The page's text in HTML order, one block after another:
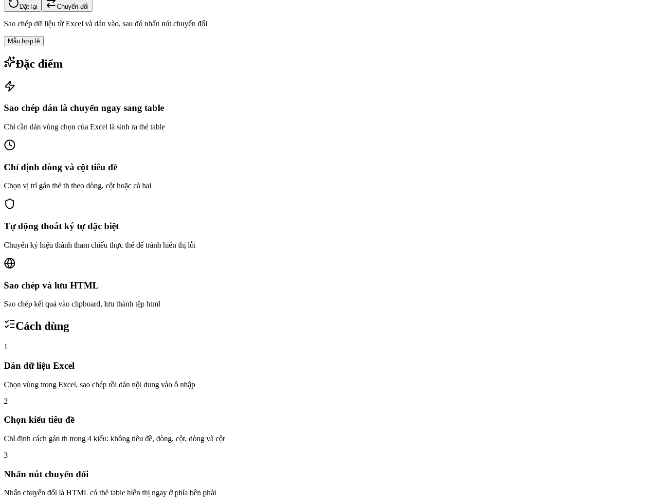
Đặt lại Chuyển đổi
Sao chép dữ liệu từ Excel và dán vào, sau đó nhấn nút chuyển đổi
Mẫu hợp lệ
Đặc điểm
Sao chép dán là chuyển ngay sang table
Chỉ cần dán vùng chọn của Excel là sinh ra thẻ table
Chỉ định dòng và cột tiêu đề
Chọn vị trí gán thẻ th theo dòng, cột hoặc cả hai
Tự động thoát ký tự đặc biệt
Chuyển ký hiệu thành tham chiếu thực thể để tránh hiển thị lỗi
Sao chép và lưu HTML
Sao chép kết quả vào clipboard, lưu thành tệp html
Cách dùng
1
Dán dữ liệu Excel
Chọn vùng trong Excel, sao chép rồi dán nội dung vào ô nhập
2
Chọn kiểu tiêu đề
Chỉ định cách gán th trong 4 kiểu: không tiêu đề, dòng, cột, dòng và cột
3
Nhấn nút chuyển đổi
Nhấn chuyển đổi là HTML có thẻ table hiển thị ngay ở phía bên phải